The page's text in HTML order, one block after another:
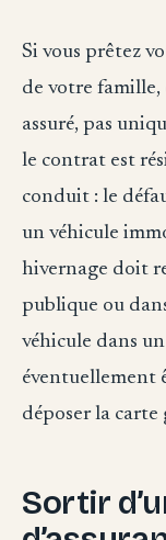
Si vous prêtez
de votre famille,
assuré, pas
le contrat est
conduit : le
un véhicule
hivernage doit
publique ou
véhicule dans
éventuellement
déposer la carte
Sortir